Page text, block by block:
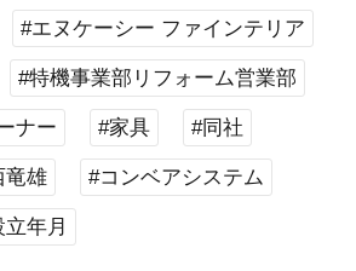
#エヌケーシー ファインテリア
#特機事業部リフォーム営業部
ナー #家具 #同社
竜雄 #コンベアシステム
立年月